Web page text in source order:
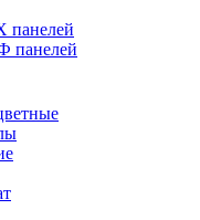
панелей
панелей